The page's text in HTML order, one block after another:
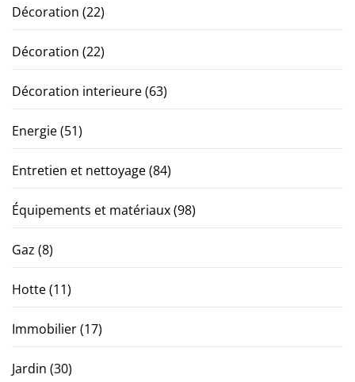
Décoration (22)
Décoration (22)
Décoration interieure(63)
Energie(51)
Entretien et nettoyage(84)
Équipements et matériaux(98)
Gaz (8)
Hotte(11)
Immobilier(17)
Jardin (30)